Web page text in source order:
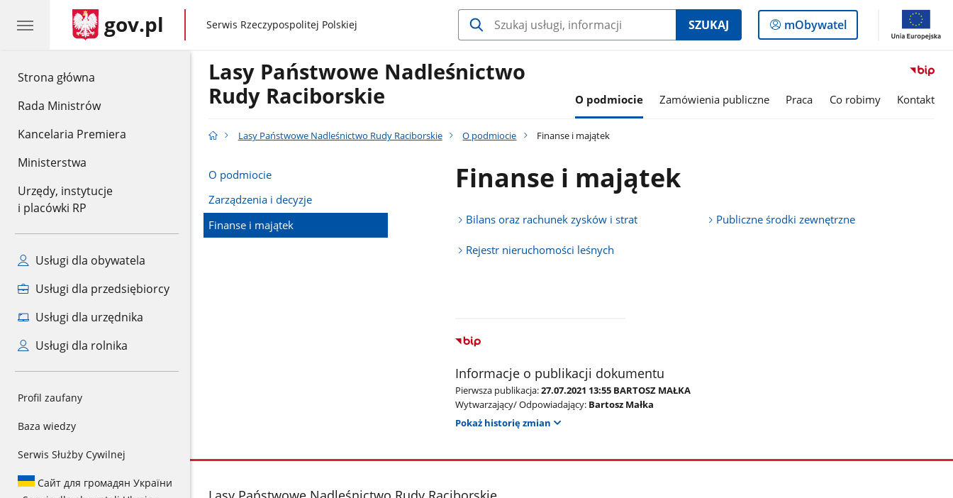
Strona główna
Rada Ministrów
Kancelaria Premiera
Ministerstwa
Urzędy, instytucje
i placówki RP
Usługi dla obywatela
Usługi dla przedsiębiorcy
Usługi dla urzędnika
Usługi dla rolnika
Profil zaufany
Baza wiedzy
Serwis Służby Cywilnej
Сайт для громадян України
gov.pl gov.pl
Serwis Rzeczypospolitej Polskiej SZUKAJ
Logowanie
do
mObywatel
Lasy Państwowe Nadleśnictwo
Rudy Raciborskie
O podmiocie Zamówienia publiczne Praca Co robimy Kontakt
Lasy Państwowe Nadleśnictwo Rudy Raciborskie O podmiocie Finanse i majątek
O podmiocie
Zarządzenia i decyzje
Finanse i majątek
Finanse i majątek
Bilans oraz rachunek zysków i strat Publiczne środki zewnętrzne
Rejestr nieruchomości leśnych
Informacje o publikacji dokumentu
Pierwsza publikacja:27.07.2021 13:55 BARTOSZ MAŁKA
Wytwarzający/ Odpowiadający: Bartosz Małka
Pokaż historię zmian